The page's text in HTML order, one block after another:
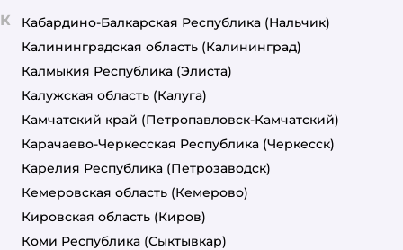
К Кабардино-Балкарская Республика (Нальчик)
Калининградская область (Калининград)
Калмыкия Республика (Элиста)
Калужская область (Калуга)
Камчатский край (Петропавловск-Камчатский)
Карачаево-Черкесская Республика (Черкесск)
Карелия Республика (Петрозаводск)
Кемеровская область (Кемерово)
Кировская область (Киров)
Коми Республика (Сыктывкар)